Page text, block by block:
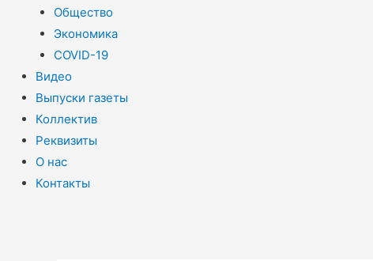
Общество
Экономика
COVID-19
Видео
Выпуски газеты
Коллектив
Реквизиты
О нас
Контакты